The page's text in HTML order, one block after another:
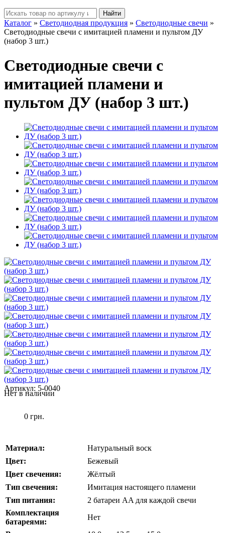
Найти
Каталог » Светодиодная продукция » Светодиодные свечи »
Светодиодные свечи с имитацией пламени и пультом ДУ
(набор 3 шт.)
Светодиодные свечи с
имитацией пламени и
пультом ДУ (набор 3 шт.)
Артикул: 5-0040
Нет в наличии
0 грн.
Материал:
Натуральный воск
Цвет:
Бежевый
Цвет свечения:
Жёлтый
Тип свечения:
Имитация настоящего пламени
Тип питания:
2 батареи AA для каждой свечи
Комплектация
батареями:
Нет